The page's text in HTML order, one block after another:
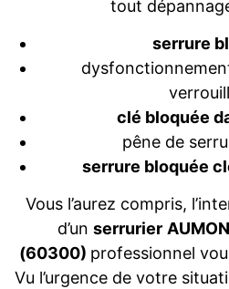
tout
serrure
clé bloquée
pêne de
serrure bloquée
Vous l’aurez compris,
d’un serrurier
(60300) professionnel
Vu l’urgence de votre